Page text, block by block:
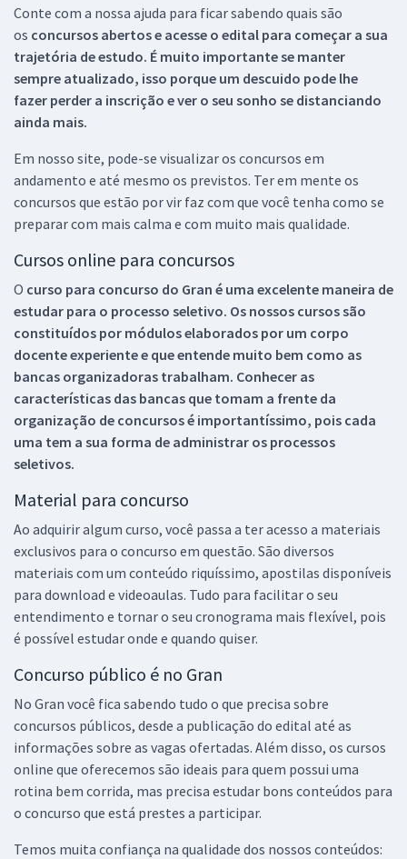
Conte com a nossa ajuda para ficar sabendo quais são
os concursos abertos e acesse o edital para começar a sua
trajetória de estudo. É muito importante se manter
sempre atualizado, isso porque um descuido pode lhe
fazer perder a inscrição e ver o seu sonho se distanciando
ainda mais.
Em nosso site, pode-se visualizar os concursos em
andamento e até mesmo os previstos. Ter em mente os
concursos que estão por vir faz com que você tenha como se
preparar com mais calma e com muito mais qualidade.
Cursos online para concursos
O curso para concurso do Gran é uma excelente maneira de
estudar para o processo seletivo. Os nossos cursos são
constituídos por módulos elaborados por um corpo
docente experiente e que entende muito bem como as
bancas organizadoras trabalham. Conhecer as
características das bancas que tomam a frente da
organização de concursos é importantíssimo, pois cada
uma tem a sua forma de administrar os processos
seletivos.
Material para concurso
Ao adquirir algum curso, você passa a ter acesso a materiais
exclusivos para o concurso em questão. São diversos
materiais com um conteúdo riquíssimo, apostilas disponíveis
para download e videoaulas. Tudo para facilitar o seu
entendimento e tornar o seu cronograma mais flexível, pois
é possível estudar onde e quando quiser.
Concurso público é no Gran
No Gran você fica sabendo tudo o que precisa sobre
concursos públicos, desde a publicação do edital até as
informações sobre as vagas ofertadas. Além disso, os cursos
online que oferecemos são ideais para quem possui uma
rotina bem corrida, mas precisa estudar bons conteúdos para
o concurso que está prestes a participar.
Temos muita confiança na qualidade dos nossos conteúdos: